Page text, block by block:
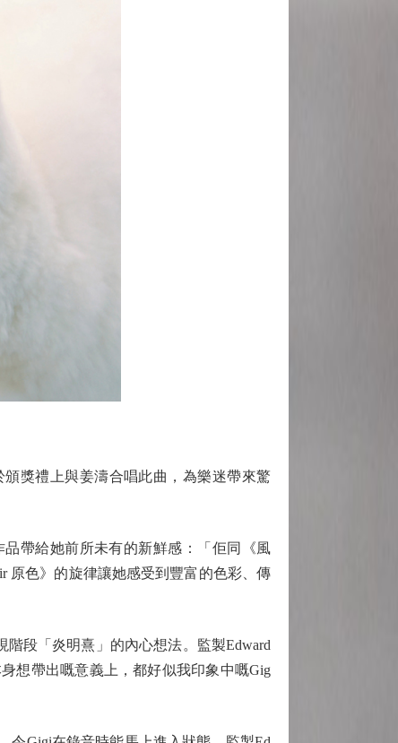
獎禮上與姜濤合唱此曲，為樂迷帶來驚
帶給她前所未有的新鮮感：「佢同《風
原色》的旋律讓她感受到豐富的色彩、傳
段「炎明熹」的內心想法。監製Edward
想帶出嘅意義上，都好似我印象中嘅Gig